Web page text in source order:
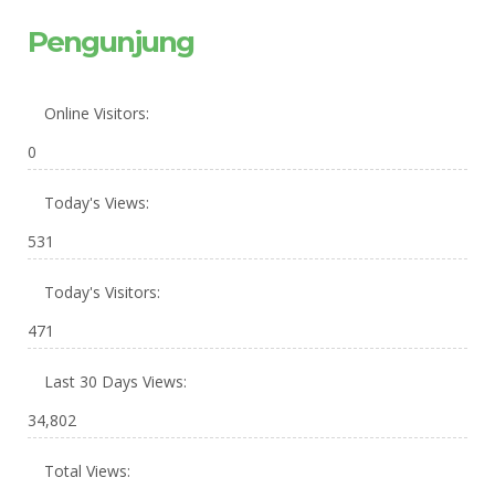
Pengunjung
Online Visitors:
0
Today's Views:
531
Today's Visitors:
471
Last 30 Days Views:
34,802
Total Views: